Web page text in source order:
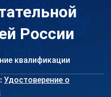
России
квалификации
Удостоверение о